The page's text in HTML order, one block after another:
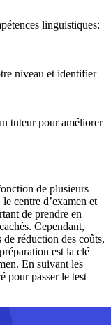
linguistiques:
niveau et identifier
tuteur pour améliorer
de plusieurs
centre d’examen et
de prendre en
Cependant,
réduction des coûts,
est la clé
En suivant les
pour passer le test